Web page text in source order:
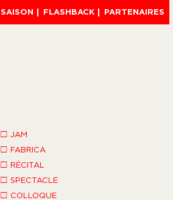
SAISON FLASHBACK PARTENAIRES
□ JAM
□ FABRICA
□ RÉCITAL
□ SPECTACLE
□ COLLOQUE